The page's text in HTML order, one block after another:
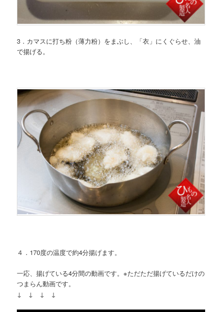
3．カマスに打ち粉（薄力粉）をまぶし、「衣」にくぐらせ、油
で揚げる。
４．170度の温度で約4分揚げます。
一応、揚げている4分間の動画です。※ただただ揚げているだけの
つまらん動画です。
↓ ↓ ↓ ↓